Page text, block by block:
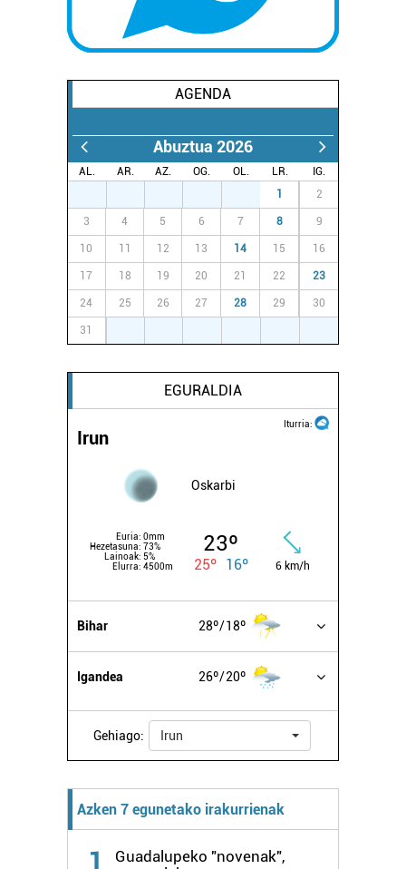
AGENDA
Abuztua 2026
AL. AR. AZ. OG. OL. LR.
IG.
1 2
3 4 5 6 7 8 9
10 11 12 13 14 15 16
17 18 19 20 21 22 23
24 25 26 27 28 29 30
31
EGURALDIA
Iturria:
Irun
Oskarbi
Euria: 0mm
Hezetasuna: 73%
Lainoak: 5%
Elurra: 4500m
23º
25º 16º 6 km/h
Bihar 28º 18º
Igandea 26º 20º
Gehiago: Irun
Azken 7 egunetako irakurrienak
1
Guadalupeko "novenak",